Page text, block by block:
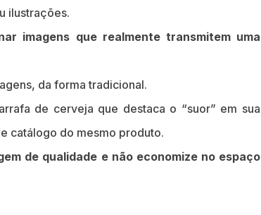
ilustrações.
imagens que realmente transmitem uma
da forma tradicional.
de cerveja que destaca o “suor” em sua
catálogo do mesmo produto.
de qualidade e não economize no espaço